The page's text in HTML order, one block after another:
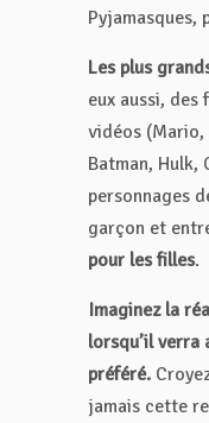
Pyjamasques,
Les plus
eux aussi, des
vidéos (Mario,
Batman, Hulk,
personnages
garçon et
pour les filles.
Imaginez la
lorsqu’il verra
préféré.
jamais cette